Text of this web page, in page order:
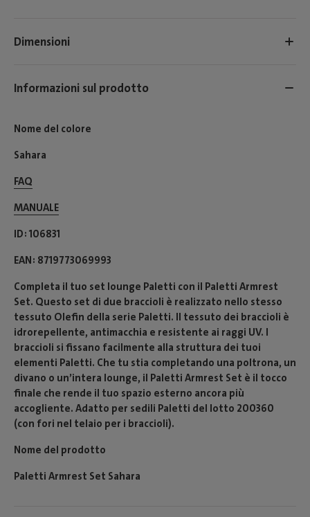
Dimensioni
Informazioni sul prodotto
Nome del colore
Sahara
FAQ
MANUALE
ID 106831
EAN 8719773069993
Completa il tuo set lounge Paletti con il Paletti Armrest
Set. Questo set di due braccioli è realizzato nello stesso
tessuto Olefin della serie Paletti. Il tessuto dei braccioli è
idrorepellente, antimacchia e resistente ai raggi UV. I
braccioli si fissano facilmente alla struttura dei tuoi
elementi Paletti. Che tu stia completando una poltrona, un
divano o un’intera lounge, il Paletti Armrest Set è il tocco
finale che rende il tuo spazio esterno ancora più
accogliente. Adatto per sedili Paletti del lotto 200360
(con fori nel telaio per i braccioli).
Nome del prodotto
Paletti Armrest Set Sahara